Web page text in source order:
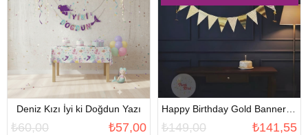
Deniz Kızı İyi ki Doğdun Yazı
₺57,00
₺60,00 ₺141,55
₺149,00